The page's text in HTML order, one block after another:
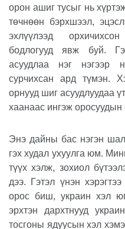
орон ашиг тусыг нь
төчнөөн бэрхшээл,
эхлүүлээд
бодлогууд явж буй.
асуудлаа нэг нэгээр
сурчихсан ард түмэн.
орнууд шиг асуудлуудаа
хаанаас ингэж
Энэ дайны бас нэгэн
гэх худал ухуулга юм.
түүх хэлж, зохиол
дээ. Гэтэл үнэн
орос биш, украин хэл
эрхтэн дархтнууд
тосгоны ядуусын хэл